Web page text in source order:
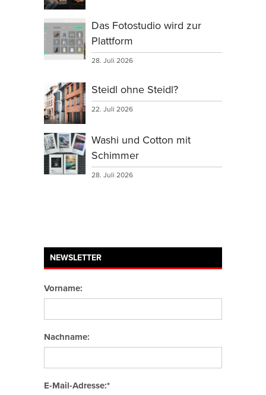
Das Fotostudio wird zur
Plattform
28. Juli 2026
Steidl ohne Steidl?
22. Juli 2026
Washi und Cotton mit
Schimmer
28. Juli 2026
NEWSLETTER
Vorname:
Nachname:
E-Mail-Adresse:*